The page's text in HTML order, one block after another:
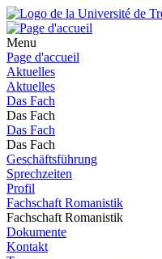
Menu
Page d'accueil
Aktuelles
Aktuelles
Das Fach
Das Fach
Das Fach
Das Fach
Geschäftsführung
Sprechzeiten
Profil
Fachschaft Romanistik
Fachschaft Romanistik
Dokumente
Kontakt